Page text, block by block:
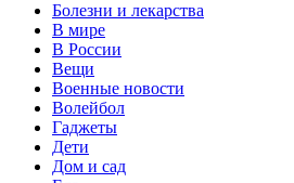
Болезни и лекарства
В мире
В России
Вещи
Военные новости
Волейбол
Гаджеты
Дети
Дом и сад